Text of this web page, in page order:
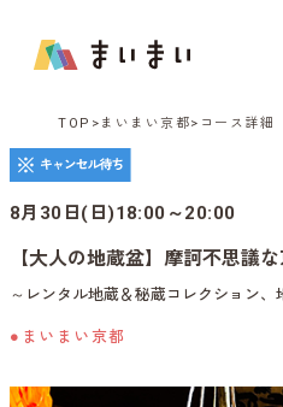
TOP まいまい京都 コース詳細
8月30日(日)18:00～20:00
【大人の地蔵盆】摩訶不思議
～レンタル地蔵＆秘蔵コレクション
●まいまい京都